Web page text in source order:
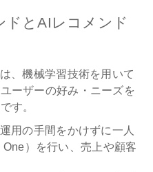
ドとAIレコメンド
、機械学習技術を用いて
ーザーの好み・ニーズを
す。
用の手間をかけずに一人
）を行い、売上や顧客